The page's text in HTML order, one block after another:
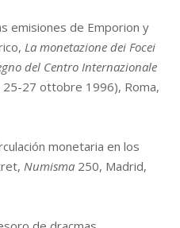
emisiones de Emporion y
La monetazione dei Focei
del Centro Internazionale
25-27 ottobre 1996), Roma,
monetaria en los
Numisma 250, Madrid,